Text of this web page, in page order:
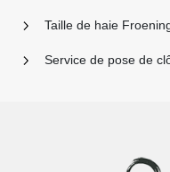
Taille de haie
Service de pose de